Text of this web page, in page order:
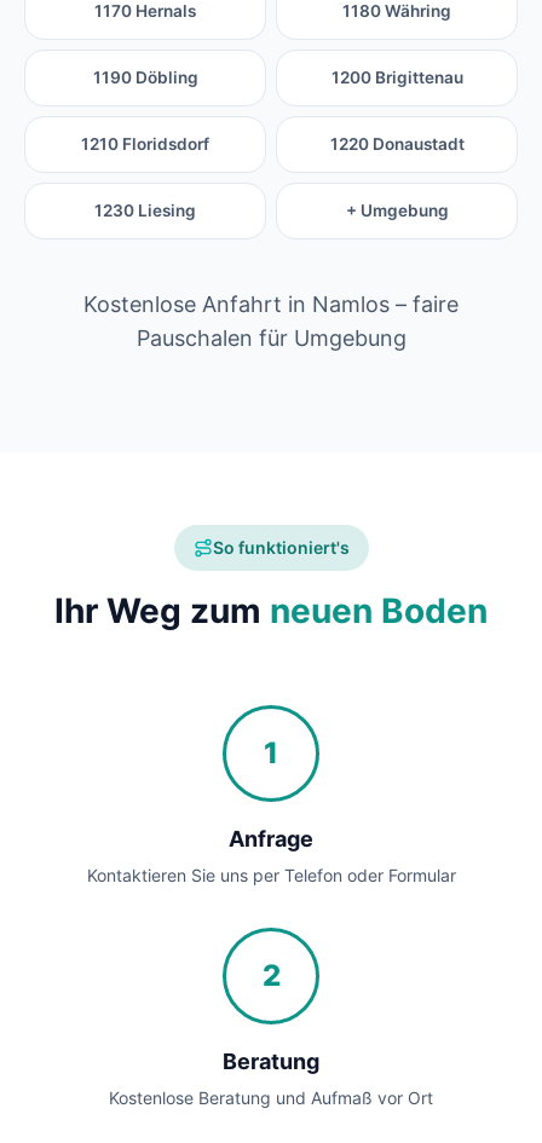
1170 Hernals 1180 Währing
1190 Döbling 1200 Brigittenau
1210 Floridsdorf 1220 Donaustadt
1230 Liesing + Umgebung
Kostenlose Anfahrt in Namlos – faire
Pauschalen für Umgebung
So funktioniert's
Ihr Weg zum neuen Boden
1
Anfrage
Kontaktieren Sie uns per Telefon oder Formular
2
Beratung
Kostenlose Beratung und Aufmaß vor Ort